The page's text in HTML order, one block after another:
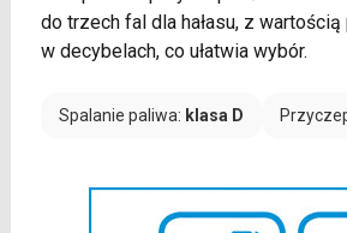
do trzech fal dla hałasu, z
w decybelach, co ułatwia wybór.
Spalanie paliwa: klasa D